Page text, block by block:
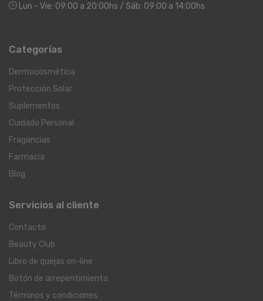
Lun - Vie: 09:00 a 20:00hs / Sáb: 09:00 a 14:00hs
Categorías
Dermocosmética
Protección Solar
Suplementos
Cuidado Personal
Fragancias
Farmacia
Blog
Servicios al cliente
Contacto
Beauty Club
Libro de quejas on-line
Botón de arrepentimiento
Términos y condiciones